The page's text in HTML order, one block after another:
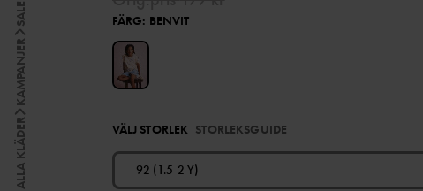
ALLA KLÄDER
KAMPANJER
SALE FÄRG: BENVIT
VÄLJ STORLEK STORLEKSGUIDE
92 (1.5-2 Y)